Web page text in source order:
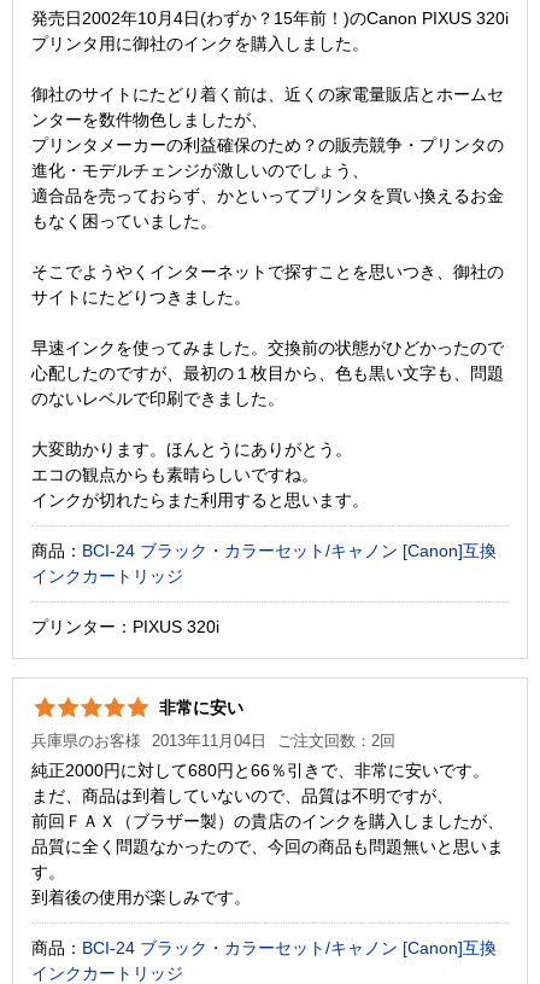
発売日2002年10月4日(わずか？15年前！)のCanon PIXUS 320i
プリンタ用に御社のインクを購入しました。
御社のサイトにたどり着く前は、近くの家電量販店とホームセ
ンターを数件物色しましたが、
プリンタメーカーの利益確保のため？の販売競争・プリンタの
進化・モデルチェンジが激しいのでしょう、
適合品を売っておらず、かといってプリンタを買い換えるお金
もなく困っていました。
そこでようやくインターネットで探すことを思いつき、御社の
サイトにたどりつきました。
早速インクを使ってみました。交換前の状態がひどかったので
心配したのですが、最初の１枚目から、色も黒い文字も、問題
のないレベルで印刷できました。
大変助かります。ほんとうにありがとう。
エコの観点からも素晴らしいですね。
インクが切れたらまた利用すると思います。
商品： BCI-24 ブラック・カラーセット/キャノン [Canon]互換
インクカートリッジ
プリンター：PIXUS 320i
非常に安い
兵庫県のお客様 2013年11月04日 ご注文回数：2回
純正2000円に対して680円と66％引きで、非常に安いです。
まだ、商品は到着していないので、品質は不明ですが、
前回ＦＡＸ（ブラザー製）の貴店のインクを購入しましたが、
品質に全く問題なかったので、今回の商品も問題無いと思いま
す。
到着後の使用が楽しみです。
商品： BCI-24 ブラック・カラーセット/キャノン [Canon]互換
インクカートリッジ